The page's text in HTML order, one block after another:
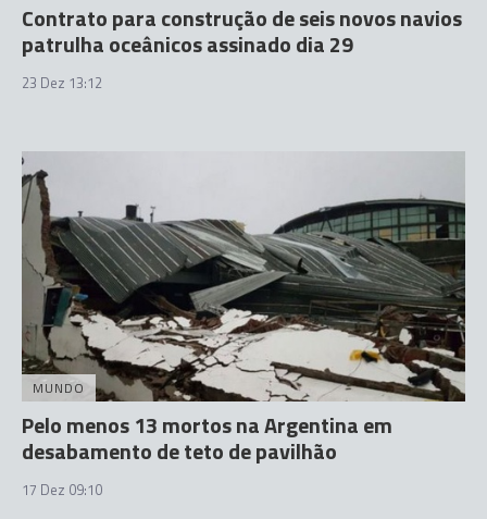
Contrato para construção de seis novos navios
patrulha oceânicos assinado dia 29
23 Dez 13:12
MUNDO
Pelo menos 13 mortos na Argentina em
desabamento de teto de pavilhão
17 Dez 09:10